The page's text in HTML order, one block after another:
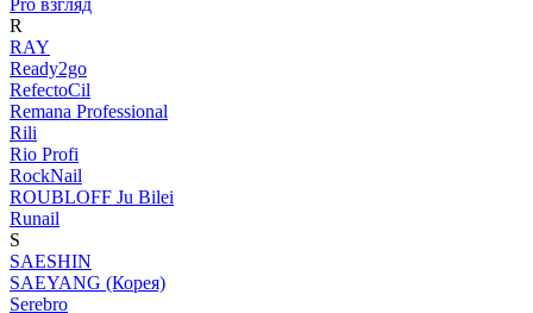
Pro взгляд
R
RAY
Ready2go
RefectoCil
Remana Professional
Rili
Rio Profi
RockNail
ROUBLOFF Ju Bilei
Runail
S
SAESHIN
SAEYANG (Корея)
Serebro